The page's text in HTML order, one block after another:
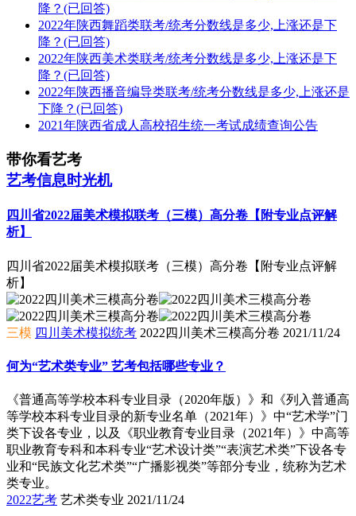
降？(已回答)
2022年陕西舞蹈类联考/统考分数线是多少,上涨还是下
降？(已回答)
2022年陕西美术类联考/统考分数线是多少,上涨还是下
降？(已回答)
2022年陕西播音编导类联考/统考分数线是多少,上涨还是
下降？(已回答)
2021年陕西省成人高校招生统一考试成绩查询公告
带你看艺考
艺考信息时光机
四川省2022届美术模拟联考（三模）高分卷【附专业点评解
析】
四川省2022届美术模拟联考（三模）高分卷【附专业点评解
析】
三模 四川美术模拟统考 2022四川美术三模高分卷 2021/11/24
何为“艺术类专业” 艺考包括哪些专业？
​《普通高等学校本科专业目录（2020年版）》和《列入普通高
等学校本科专业目录的新专业名单（2021年）》中“艺术学”门
类下设各专业，以及《职业教育专业目录（2021年）》中高等
职业教育专科和本科专业“艺术设计类”“表演艺术类”下设各专
业和“民族文化艺术类”“广播影视类”等部分专业，统称为艺术
类专业。
2022艺考 艺术类专业 2021/11/24